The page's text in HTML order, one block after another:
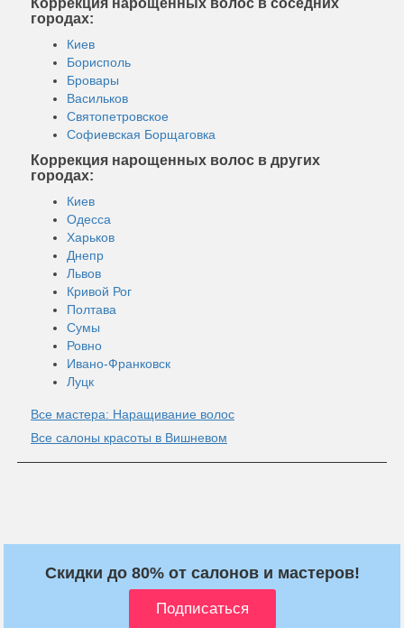
городах:
Киев
Борисполь
Бровары
Васильков
Святопетровское
Софиевская Борщаговка
Коррекция нарощенных волос в других
городах:
Киев
Одесса
Харьков
Днепр
Львов
Кривой Рог
Полтава
Сумы
Ровно
Ивано-Франковск
Луцк
Все мастера: Наращивание волос
Все салоны красоты в Вишневом
Скидки до 80% от салонов и мастеров!